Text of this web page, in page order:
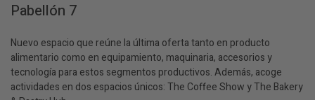
Pabellón 7
Nuevo espacio que reúne la última oferta tanto en producto
alimentario como en equipamiento, maquinaria, accesorios y
tecnología para estos segmentos productivos. Además, acoge
actividades en dos espacios únicos: The Coffee Show y The Bakery